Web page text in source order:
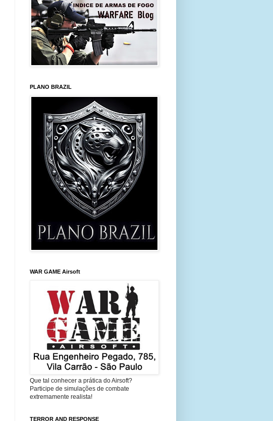
PLANO BRAZIL
WAR GAME Airsoft
Que tal conhecer a prática do Airsoft?
Participe de simulações de combate
extremamente realista!
TERROR AND RESPONSE